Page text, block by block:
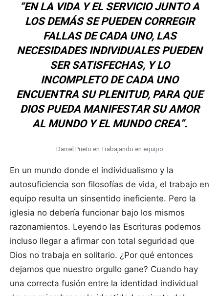
“EN LA VIDA Y EL SERVICIO JUNTO A
LOS DEMÁS SE PUEDEN CORREGIR
FALLAS DE CADA UNO, LAS
NECESIDADES INDIVIDUALES PUEDEN
SER SATISFECHAS, Y LO
INCOMPLETO DE CADA UNO
ENCUENTRA SU PLENITUD, PARA QUE
DIOS PUEDA MANIFESTAR SU AMOR
AL MUNDO Y EL MUNDO CREA”.
Daniel Prieto en Trabajando en equipo
En un mundo donde el individualismo y la
autosuficiencia son filosofías de vida, el trabajo en
equipo resulta un sinsentido ineficiente. Pero la
iglesia no debería funcionar bajo los mismos
razonamientos. Leyendo las Escrituras podemos
incluso llegar a afirmar con total seguridad que
Dios no trabaja en solitario. ¿Por qué entonces
dejamos que nuestro orgullo gane? Cuando hay
una correcta fusión entre la identidad individual